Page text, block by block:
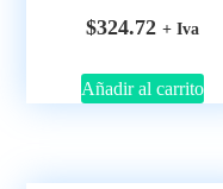
$324.72 + Iva
Añadir al carrito